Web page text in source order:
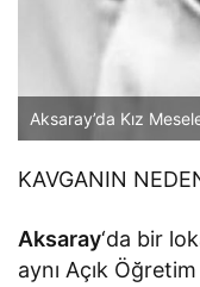
Aksaray’da Kız
KAVGANIN
Aksaray‘da bir
aynı Açık